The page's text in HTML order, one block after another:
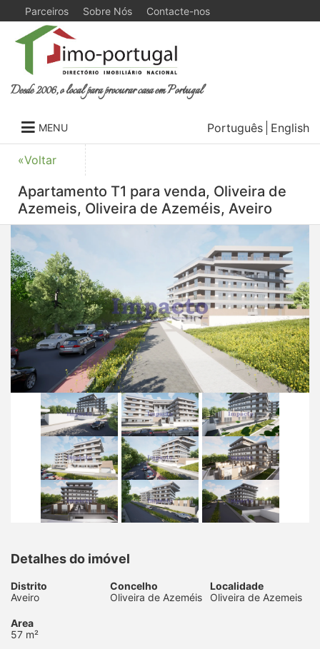
Parceiros Sobre Nós Contacte-nos
Desde 2006, o local para procurar casa em Portugal
MENU Português English
«Voltar
Apartamento T1 para venda, Oliveira de
Azemeis, Oliveira de Azeméis, Aveiro
Detalhes do imóvel
Distrito
Aveiro
Concelho
Oliveira de Azeméis
Localidade
Oliveira de Azemeis
Area
57 m²